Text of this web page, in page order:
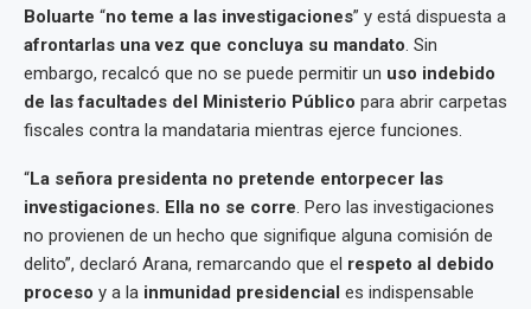
Boluarte “no teme a las investigaciones” y está dispuesta a
afrontarlas una vez que concluya su mandato. Sin
embargo, recalcó que no se puede permitir un uso indebido
de las facultades del Ministerio Público para abrir carpetas
fiscales contra la mandataria mientras ejerce funciones.
“La señora presidenta no pretende entorpecer las
investigaciones. Ella no se corre. Pero las investigaciones
no provienen de un hecho que signifique alguna comisión de
delito”, declaró Arana, remarcando que el respeto al debido
proceso y a la inmunidad presidencial es indispensable